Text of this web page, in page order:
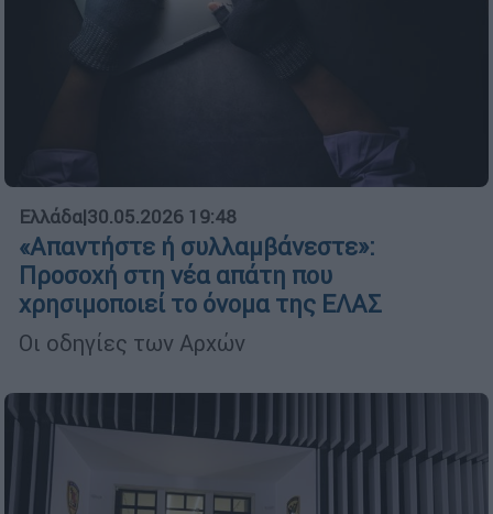
Ελλάδα|30.05.2026 19:48
«Απαντήστε ή συλλαμβάνεστε»:
Προσοχή στη νέα απάτη που
χρησιμοποιεί το όνομα της ΕΛΑΣ
Οι οδηγίες των Αρχών